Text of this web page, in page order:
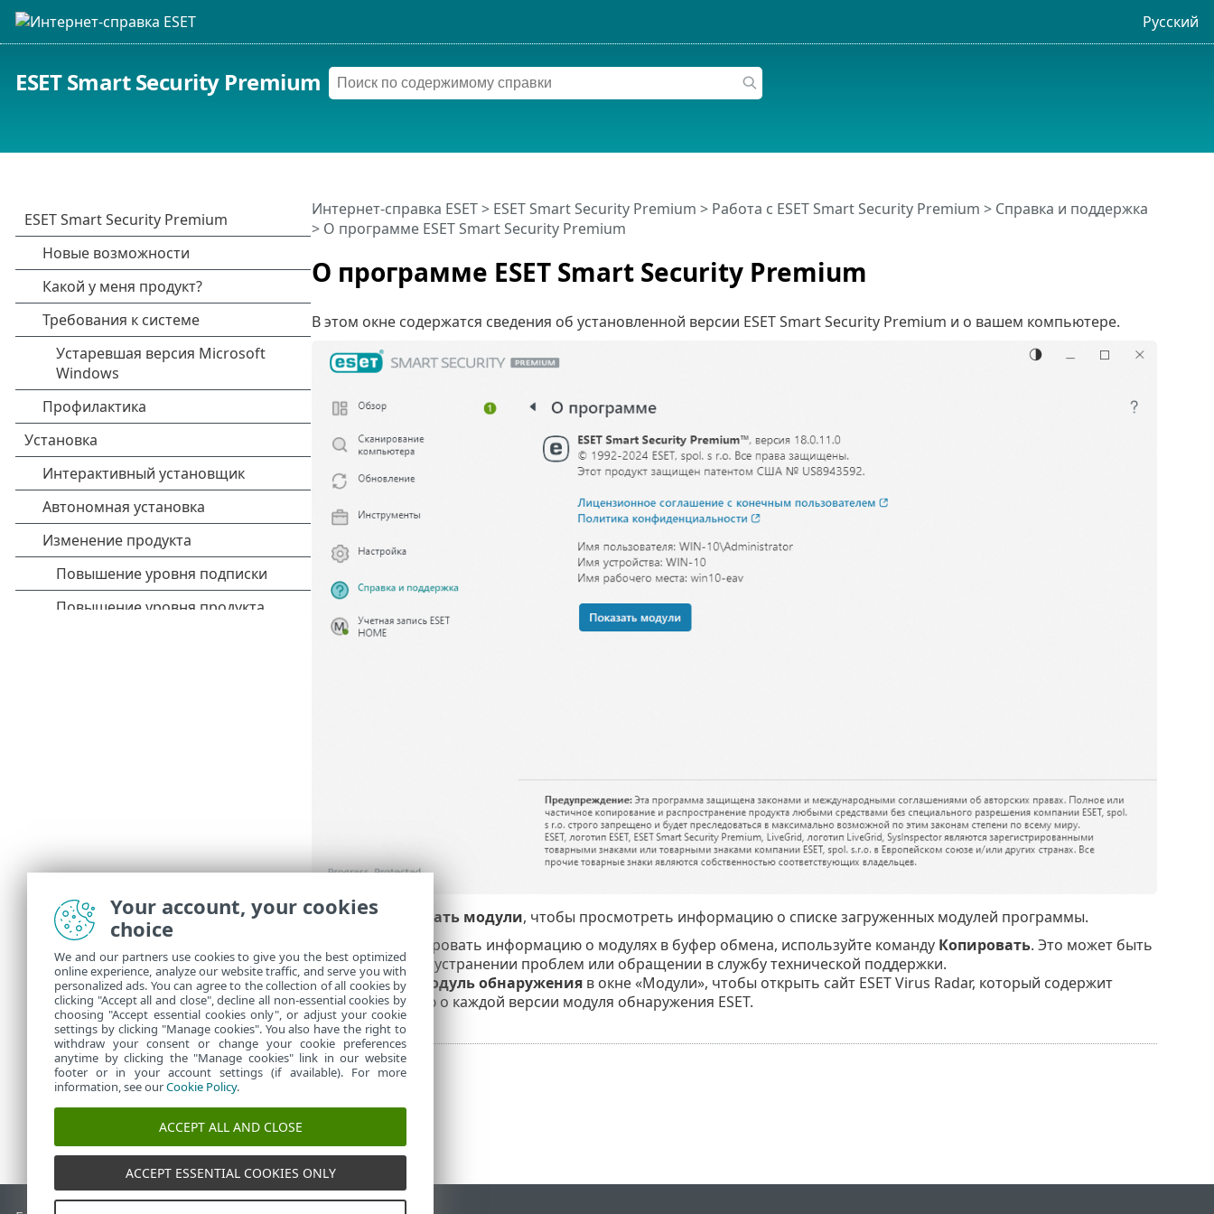
Русский
ESET Smart Security Premium
О программе ESET Smart Security Premium
Интернет-справка ESET> ESET Smart Security Premium > Работа с ESET Smart Security Premium > Справка и поддержка
> О программе ESET Smart Security Premium
В этом окне содержатся сведения об установленной версии ESET Smart Security Premium и о вашем компьютере.
Щелкните Показать модули, чтобы просмотреть информацию о списке загруженных модулей программы.
Чтобы скопировать информацию о модулях в буфер обмена, используйте команду Копировать. Это может быть
полезно при устранении проблем или обращении в службу технической поддержки.
• Щелкните Модуль обнаруженияв окне «Модули», чтобы открыть сайт ESET Virus Radar, который содержит
информацию о каждой версии модуля обнаружения ESET.
Your account, your cookies
choice
We and our partners use cookies to give you the best optimized
online experience, analyze our website traffic, and serve you with
personalized ads. You can agree to the collection of all cookies by
clicking "Accept all and close", decline all non-essential cookies by
choosing "Accept essential cookies only", or adjust your cookie
settings by clicking "Manage cookies". You also have the right to
withdraw your consent or change your cookie preferences
anytime by clicking the "Manage cookies" link in our website
footer or in your account settings (if available). For more
information, see ourCookie Policy.
ACCEPT ALL AND CLOSE
ACCEPT ESSENTIAL COOKIES ONLY